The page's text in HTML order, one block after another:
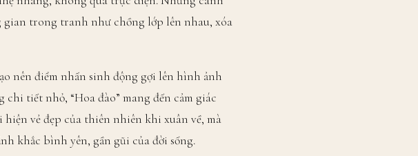
gian trong tranh như chồng lớp lên nhau, xóa
nên điểm nhấn sinh động gợi lên hình ảnh
chi tiết nhỏ, “Hoa đào” mang đến cảm giác
vẻ đẹp của thiên nhiên khi xuân về, mà
khắc bình yên, gần gũi của đời sống.